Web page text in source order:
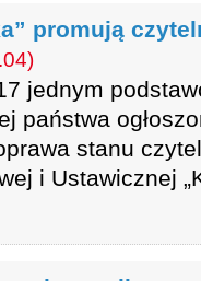
promują
jednym
państwa
stanu
i Ustawicznej